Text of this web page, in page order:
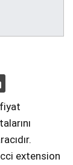
extension